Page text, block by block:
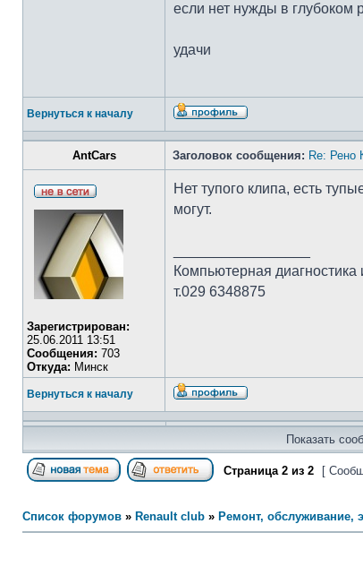
если нет нужды в глубоком
удачи
Вернуться к началу
AntCars Заголовок сообщения: Re: Рено
Зарегистрирован:
25.06.2011 13:51
Сообщения: 703
Откуда: Минск
Нет тупого клипа, есть
могут.
Компьютерная
т.029 6348875
Вернуться к началу
Показать
Страница 2 из 2 [
Список форумов » Renault club » Ремонт, обслуживание,